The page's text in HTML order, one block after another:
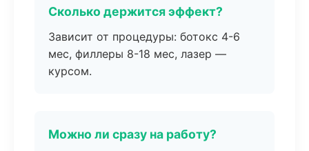
Сколько держится эффект?
Зависит от процедуры: ботокс 4-6
мес, филлеры 8-18 мес, лазер —
курсом.
Можно ли сразу на работу?